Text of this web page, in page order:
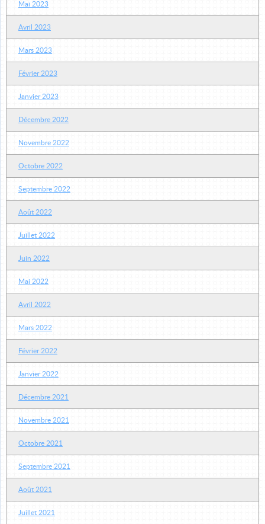
Mai 2023
Avril 2023
Mars 2023
Février 2023
Janvier 2023
Décembre 2022
Novembre 2022
Octobre 2022
Septembre 2022
Août 2022
Juillet 2022
Juin 2022
Mai 2022
Avril 2022
Mars 2022
Février 2022
Janvier 2022
Décembre 2021
Novembre 2021
Octobre 2021
Septembre 2021
Août 2021
Juillet 2021